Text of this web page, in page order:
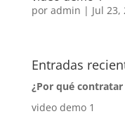
por admin | Jul 23,
Entradas
¿Por qué
video demo 1